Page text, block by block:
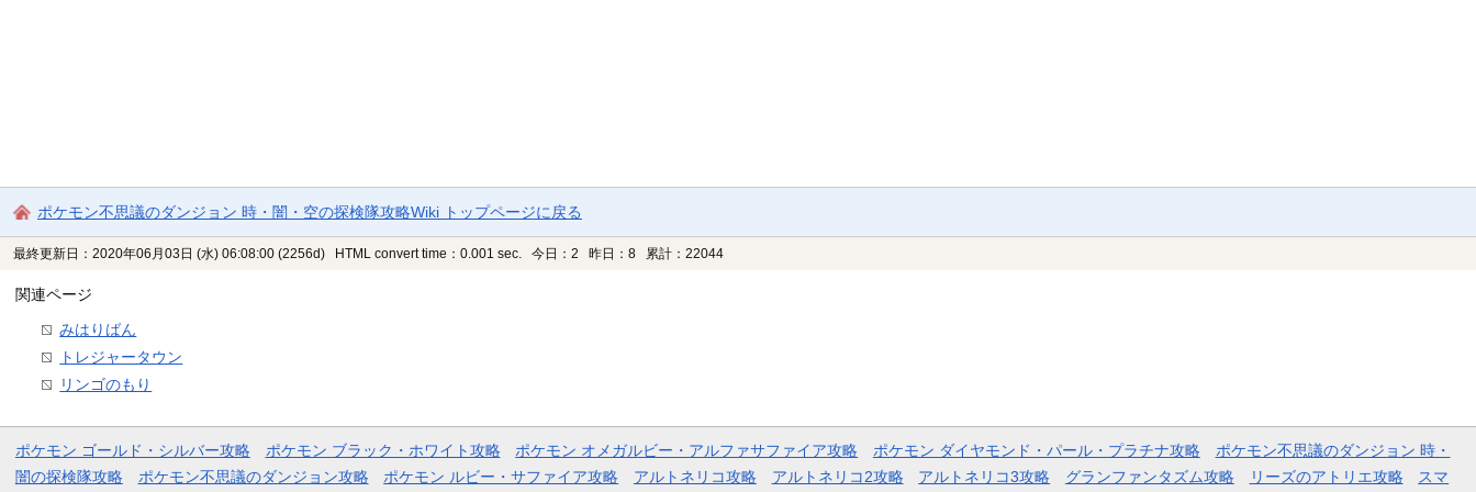
ポケモン不思議のダンジョン 時・闇・空の探検隊攻略Wiki トップページに戻る
最終更新日：2020年06月03日 (水) 06:08:00 (2256d) HTML convert time：0.001 sec. 今日：2 昨日：8 累計：22044
関連ページ
みはりばん
トレジャータウン
リンゴのもり
ポケモン ゴールド・シルバー攻略 ポケモン ブラック・ホワイト攻略 ポケモン オメガルビー・アルファサファイア攻略 ポケモン ダイヤモンド・パール・プラチナ攻略
ポケモン不思議のダンジョン 時・
闇の探検隊攻略
ポケモン不思議のダンジョン攻略 ポケモン ルビー・サファイア攻略 アルトネリコ攻略 アルトネリコ2攻略 アルトネリコ3攻略 グランファンタズム攻略 リーズのアトリエ攻略 スマ